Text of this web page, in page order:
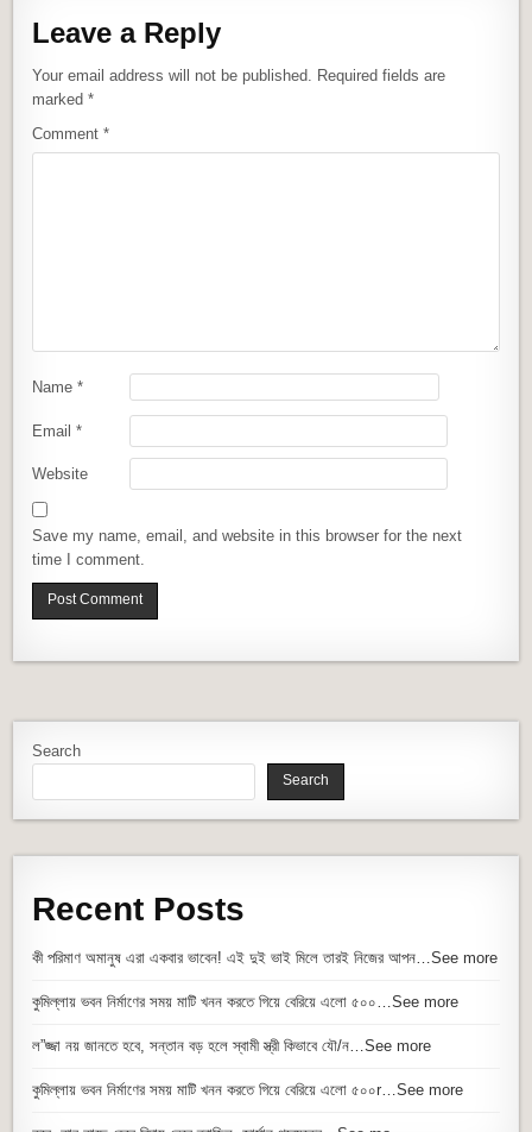
Leave a Reply
Your email address will not be published. Required fields are
marked*
Comment*
Name*
Email*
Website
Save my name, email, and website in this browser for the next
time I comment.
Search
Search
Recent Posts
কী পরিমাণ অমানুষ এরা একবার ভাবেন! এই দুই ভাই মিলে তারই নিজের আপন…See more
কুমিল্লায় ভবন নির্মাণের সময় মাটি খনন করতে গিয়ে বেরিয়ে এলো ৫০০…See more
ল”জ্জা নয় জানতে হবে, সন্তান বড় হলে স্বামী স্ত্রী কিভাবে যৌ/ন…See more
কুমিল্লায় ভবন নির্মাণের সময় মাটি খনন করতে গিয়ে বেরিয়ে এলো ৫০০r…See more